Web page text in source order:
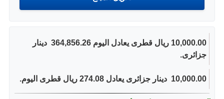
10,000.00 ريال قطرى يعادل اليوم 364,856.26 ‏ دينار
جزائرى.
10,000.00 ‏ دينار جزائرى يعادل 274.08 ريال قطرى اليوم.